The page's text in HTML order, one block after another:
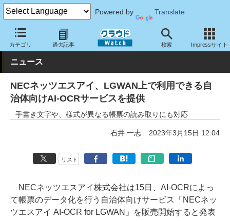
Powered by Translate
カテゴリ 過去記事 検索 Impressサイト
クラウド Watch サービス・ソフト サービス 業務関連
ニュース
NECネッツエスアイ、LGWAN上で利用できる自
治体向けAI-OCRサービスを提供
手書き文字や、様式が異なる帳票の読み取りにも対応
石井 一志 2023年3月15日 12:04
リスト
NECネッツエスアイ株式会社は15日、AI-OCRによっ
て帳票のデータ化を行う自治体向けサービス「NECネッ
ツエスアイ AI-OCR for LGWAN」を販売開始すると発表